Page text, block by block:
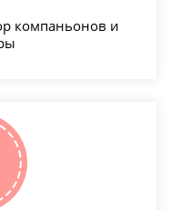
компаньонов и